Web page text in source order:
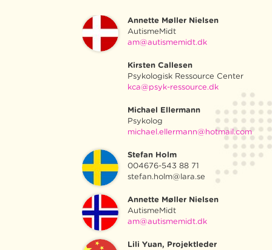
Annette Møller Nielsen
AutismeMidt
am@autismemidt.dk
Kirsten Callesen
Psykologisk Ressource Center
kca@psyk-ressource.dk
Michael Ellermann
Psykolog
michael.ellermann@hotmail.com
Stefan Holm
004676-543 88 71
stefan.holm@lara.se
Annette Møller Nielsen
AutismeMidt
am@autismemidt.dk
Lili Yuan, Projektleder